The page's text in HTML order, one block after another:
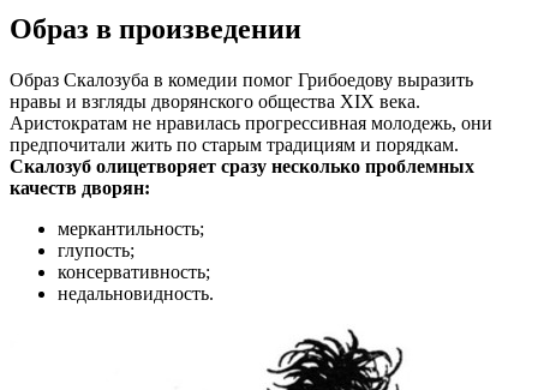
Образ в произведении
Образ Скалозуба в комедии помог Грибоедову выразить
нравы и взгляды дворянского общества XIX века.
Аристократам не нравилась прогрессивная молодежь, они
предпочитали жить по старым традициям и порядкам.
Скалозуб олицетворяет сразу несколько проблемных
качеств дворян:
меркантильность;
глупость;
консервативность;
недальновидность.